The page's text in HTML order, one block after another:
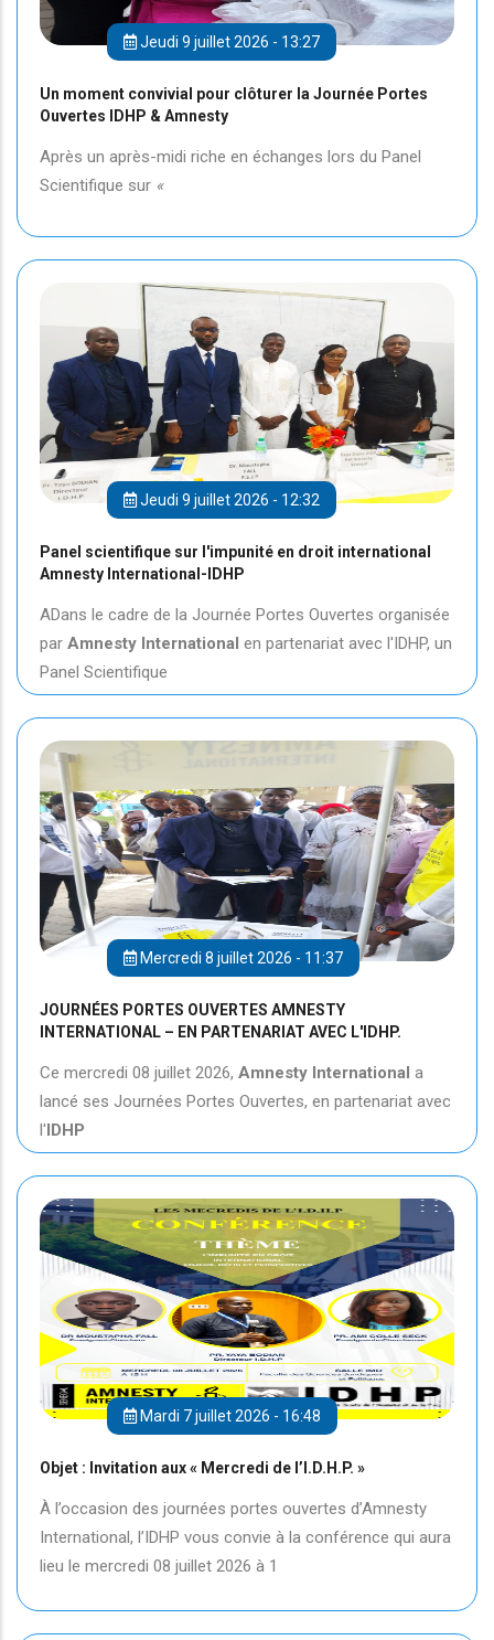
Jeudi 9 juillet 2026 - 13:27
Un moment convivial pour clôturer la Journée Portes
Ouvertes IDHP & Amnesty
Après un après-midi riche en échanges lors du Panel
Scientifique sur «
Jeudi 9 juillet 2026 - 12:32
Panel scientifique sur l'impunité en droit international
Amnesty International-IDHP
ADans le cadre de la Journée Portes Ouvertes organisée
par Amnesty International en partenariat avec l'IDHP, un
Panel Scientifique
Mercredi 8 juillet 2026 - 11:37
JOURNÉES PORTES OUVERTES AMNESTY
INTERNATIONAL – EN PARTENARIAT AVEC L'IDHP.
Ce mercredi 08 juillet 2026, Amnesty International a
lancé ses Journées Portes Ouvertes, en partenariat avec
l'IDHP
Mardi 7 juillet 2026 - 16:48
Objet : Invitation aux « Mercredi de l’I.D.H.P. »
À l’occasion des journées portes ouvertes d’Amnesty
International, l’IDHP vous convie à la conférence qui aura
lieu le mercredi 08 juillet 2026 à 1